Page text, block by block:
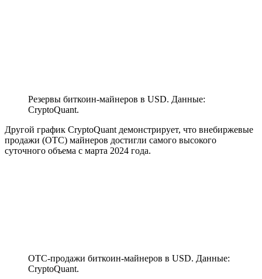
Резервы биткоин-майнеров в USD. Данные:
CryptoQuant.
Другой график CryptoQuant демонстрирует, что внебиржевые
продажи (OTC) майнеров достигли самого высокого
суточного объема с марта 2024 года.
OTC-продажи биткоин-майнеров в USD. Данные:
CryptoQuant.